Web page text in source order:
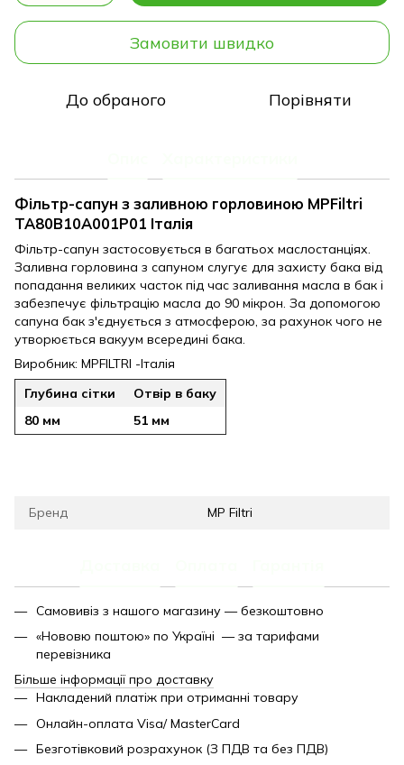
Замовити швидко
До обраного Порівняти
Фільтр-сапун з заливною горловиною MPFiltri
TA80B10A001P01 Італія
Фільтр-сапун застосовується в багатьох маслостанціях.
Заливна горловина з сапуном слугує для захисту бака від
попадання великих часток під час заливання масла в бак і
забезпечує фільтрацію масла до 90 мікрон. За допомогою
сапуна бак з'єднується з атмосферою, за рахунок чого не
утворюється вакуум всередині бака.
Виробник: MPFILTRI -Італія
Глубина сітки
Отвір в баку
80 мм
51 мм
Бренд MP Filtri
Самовивіз з нашого магазину — безкоштовно
«Нововю поштою» по Україні — за тарифами
перевізника
Більше інформації про доставку
Накладений платіж при отриманні товару
Онлайн-оплата Visa/ MasterCard
Безготівковий розрахунок (З ПДВ та без ПДВ)